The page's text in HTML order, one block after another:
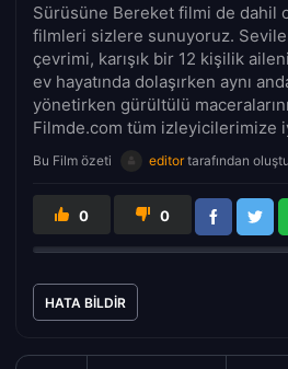
Sürüsüne Bereket filmi de dahil
filmleri sizlere sunuyoruz.
çevrimi, karışık bir 12 kişilik
ev hayatında dolaşırken aynı
yönetirken gürültülü
Filmde.com tüm izleyicilerimize
Bu Film özeti editortarafından
0 0
HATA BILDIR